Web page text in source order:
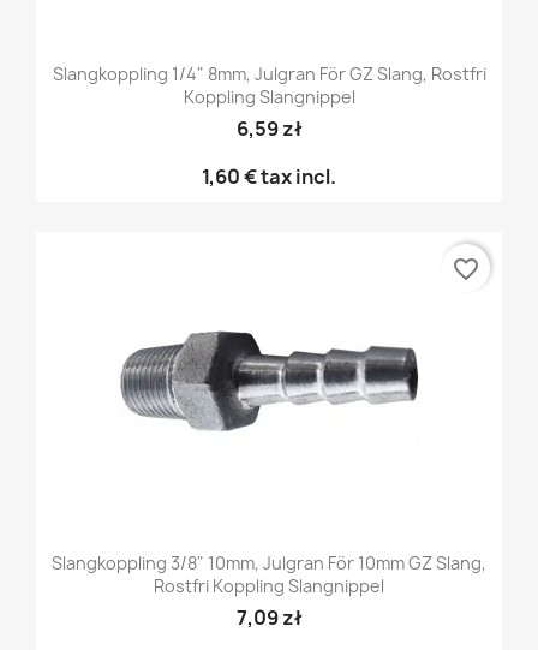
Slangkoppling 1/4" 8mm, Julgran För GZ Slang, Rostfri
Koppling Slangnippel
6,59 zł
1,60 €tax incl.
Slangkoppling 3/8" 10mm, Julgran För 10mm GZ Slang,
Rostfri Koppling Slangnippel
7,09 zł
favorite_border